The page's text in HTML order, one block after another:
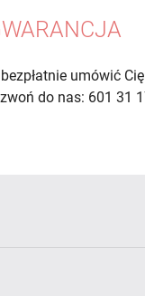
umówić
do nas: 601 31